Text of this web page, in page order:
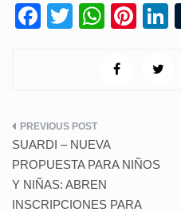
F
b
o
o
k
T
W
at
p
p
Pi
er
Navegación
de
entradas
SUARDI – NUEVA
PROPUESTA PARA NIÑOS
Y NIÑAS: ABREN
INSCRIPCIONES PARA